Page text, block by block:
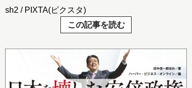
sh2 / PIXTA(ピクスタ)
この記事を読む